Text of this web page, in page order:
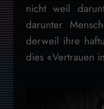
nicht weil
darunter
derweil ihre
dies «Vertrauen